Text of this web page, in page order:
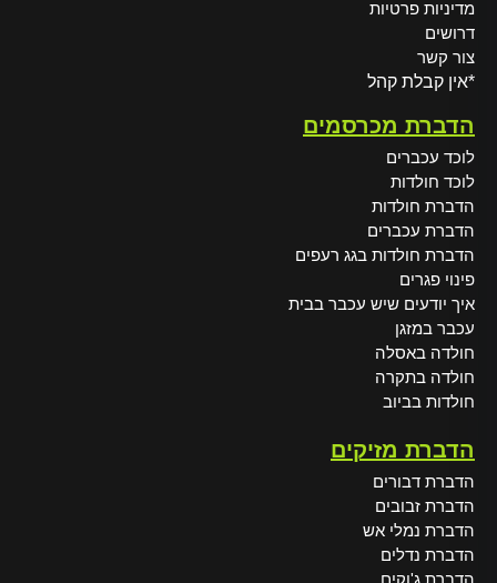
מדיניות פרטיות
דרושים
צור קשר
*אין קבלת קהל
הדברת מכרסמים
לוכד עכברים
לוכד חולדות
הדברת חולדות
הדברת עכברים
הדברת חולדות בגג רעפים
פינוי פגרים
איך יודעים שיש עכבר בבית
עכבר במזגן
חולדה באסלה
חולדה בתקרה
חולדות בביוב
הדברת מזיקים
הדברת דבורים
הדברת זבובים
הדברת נמלי אש
הדברת נדלים
הדברת ג'וקים